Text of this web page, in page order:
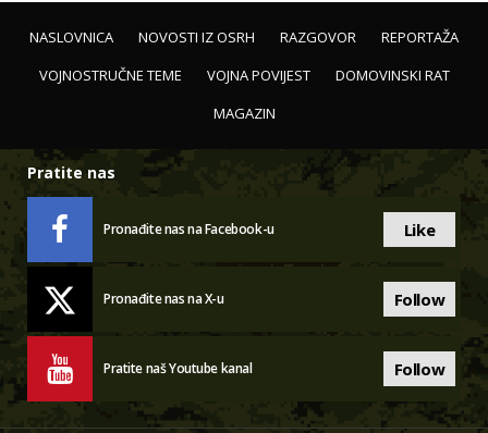
NASLOVNICA NOVOSTI IZ OSRH RAZGOVOR
REPORTAŽA
VOJNOSTRUČNE TEME
VOJNA POVIJEST
DOMOVINSKI RAT
MAGAZIN
Pratite nas
Pronađite nas na Facebook-u Like
Pronađite nas na X-u Follow
Pratite naš Youtube kanal Follow